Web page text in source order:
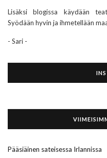
Lisäksi blogissa käydään
Syödään hyvin ja ihmetellään
- Sari -
Pääsiäinen sateisessa Irlannissa